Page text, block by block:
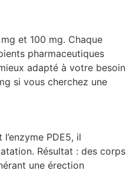
et 100 mg. Chaque
pharmaceutiques
adapté à votre besoin
si vous cherchez une
PDE5, il
Résultat : des corps
une érection